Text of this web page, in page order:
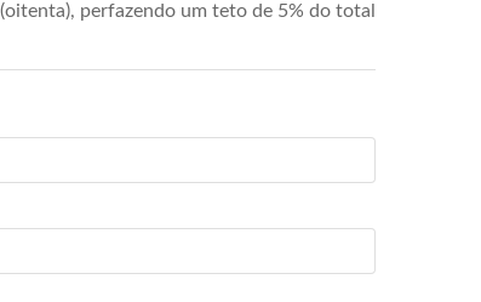
perfazendo um teto de 5% do total